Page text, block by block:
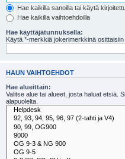
Hae kaikilla sanoilla tai käytä
Hae kaikilla vaihtoehdoilla
Hae käyttäjätunnuksella:
Käytä *-merkkiä jokerimerkkinä osittaisiin
HAUN VAIHTOEHDOT
Hae alueittain:
Valitse alue tai alueet, josta haluat etsiä.
alapuolelta.